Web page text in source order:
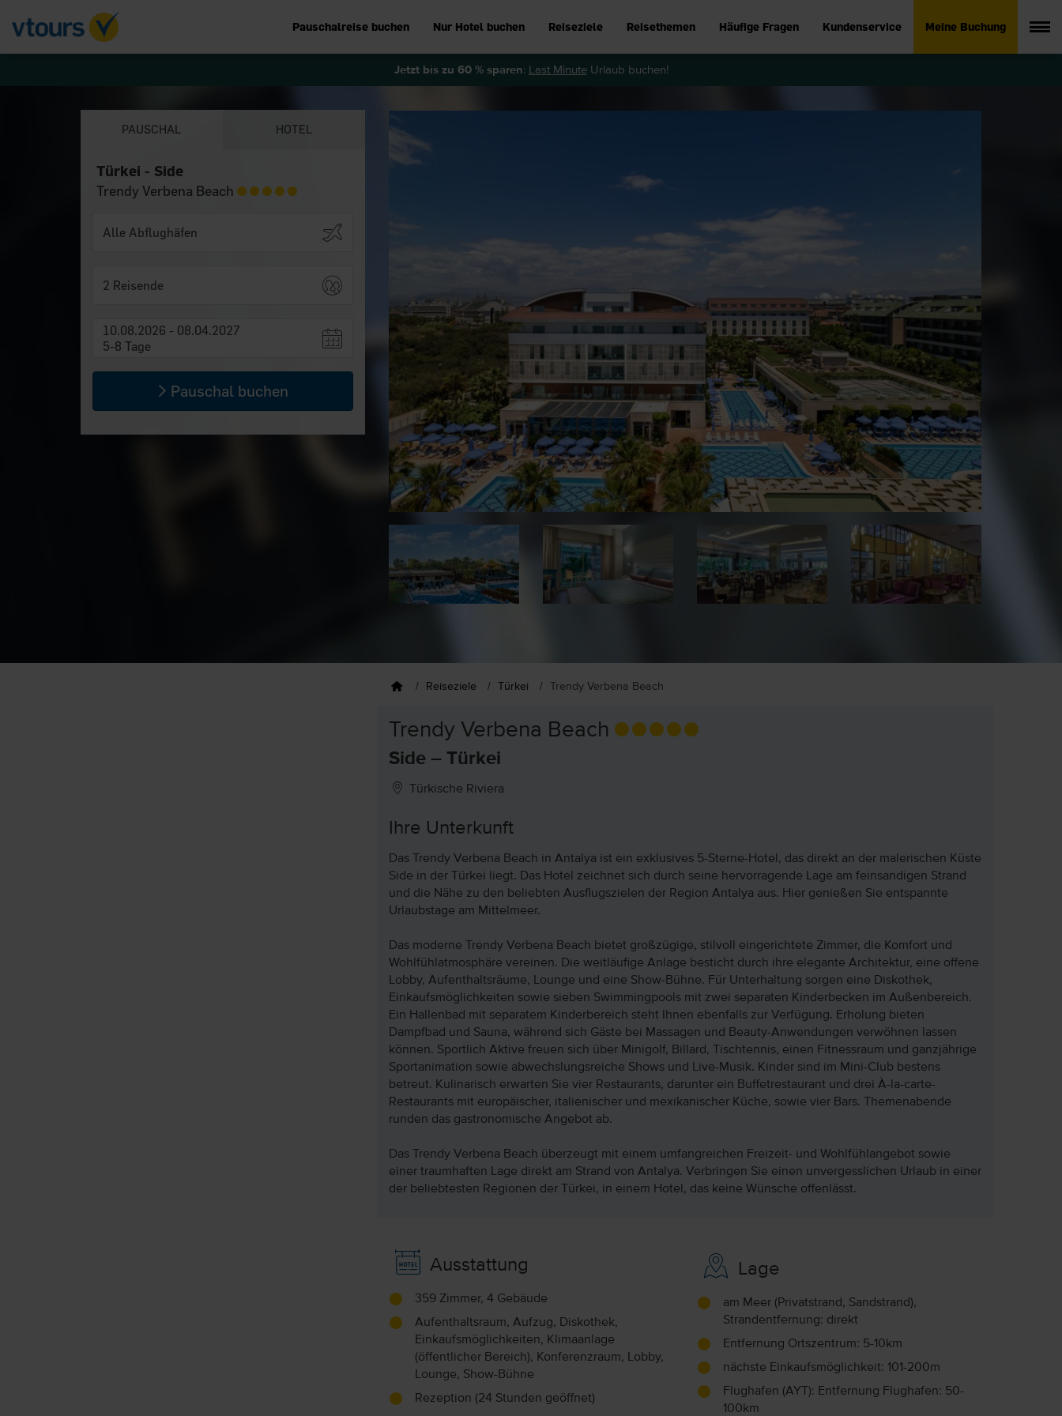
Pauschalreise buchen Nur Hotel buchen Reiseziele Reisethemen Häufige Fragen Kundenservice Meine Buchung
Jetzt bis zu 60 % sparen: Last MinuteUrlaub buchen!
PAUSCHAL HOTEL
Türkei - Side
Trendy Verbena Beach
2 Reisende
10.08.2026 - 08.04.2027
5-8 Tage
Pauschal buchen
Reiseziele Türkei Trendy Verbena Beach
Trendy Verbena Beach
Side – Türkei
Türkische Riviera
Ihre Unterkunft
Das Trendy Verbena Beach in Antalya ist ein exklusives 5-Sterne-Hotel, das direkt an der malerischen Küste
Side in der Türkei liegt. Das Hotel zeichnet sich durch seine hervorragende Lage am feinsandigen Strand
und die Nähe zu den beliebten Ausflugszielen der Region Antalya aus. Hier genießen Sie entspannte
Urlaubstage am Mittelmeer.
Das moderne Trendy Verbena Beach bietet großzügige, stilvoll eingerichtete Zimmer, die Komfort und
Wohlfühlatmosphäre vereinen. Die weitläufige Anlage besticht durch ihre elegante Architektur, eine offene
Lobby, Aufenthaltsräume, Lounge und eine Show-Bühne. Für Unterhaltung sorgen eine Diskothek,
Einkaufsmöglichkeiten sowie sieben Swimmingpools mit zwei separaten Kinderbecken im Außenbereich.
Ein Hallenbad mit separatem Kinderbereich steht Ihnen ebenfalls zur Verfügung. Erholung bieten
Dampfbad und Sauna, während sich Gäste bei Massagen und Beauty-Anwendungen verwöhnen lassen
können. Sportlich Aktive freuen sich über Minigolf, Billard, Tischtennis, einen Fitnessraum und ganzjährige
Sportanimation sowie abwechslungsreiche Shows und Live-Musik. Kinder sind im Mini-Club bestens
betreut. Kulinarisch erwarten Sie vier Restaurants, darunter ein Buffetrestaurant und drei À-la-carte-
Restaurants mit europäischer, italienischer und mexikanischer Küche, sowie vier Bars. Themenabende
runden das gastronomische Angebot ab.
Das Trendy Verbena Beach überzeugt mit einem umfangreichen Freizeit- und Wohlfühlangebot sowie
einer traumhaften Lage direkt am Strand von Antalya. Verbringen Sie einen unvergesslichen Urlaub in einer
der beliebtesten Regionen der Türkei, in einem Hotel, das keine Wünsche offenlässt.
Ausstattung
359 Zimmer, 4 Gebäude
Aufenthaltsraum, Aufzug, Diskothek,
Einkaufsmöglichkeiten, Klimaanlage
(öffentlicher Bereich), Konferenzraum, Lobby,
Lounge, Show-Bühne
Rezeption (24 Stunden geöffnet)
Lage
am Meer (Privatstrand, Sandstrand),
Strandentfernung: direkt
Entfernung Ortszentrum: 5-10km
nächste Einkaufsmöglichkeit: 101-200m
Flughafen (AYT): Entfernung Flughafen: 50-
100km